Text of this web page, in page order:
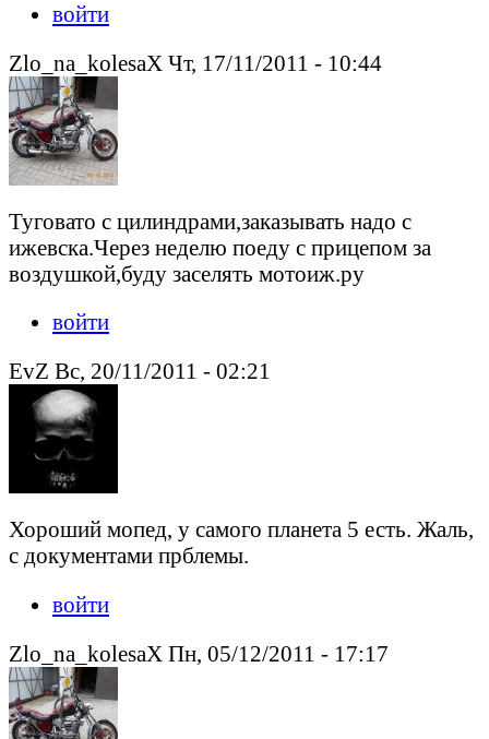
войти
Zlo_na_kolesaX Чт, 17/11/2011 - 10:44
Туговато с цилиндрами,заказывать надо с
ижевска.Через неделю поеду с прицепом за
воздушкой,буду заселять мотоиж.ру
войти
EvZ Вс, 20/11/2011 - 02:21
Хороший мопед, у самого планета 5 есть. Жаль,
с документами прблемы.
войти
Zlo_na_kolesaX Пн, 05/12/2011 - 17:17